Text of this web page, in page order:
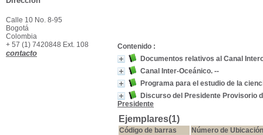
Contenido :
Documentos relativos al Canal
Canal Inter-Oceánico. --
Programa para el estudio de la
Discurso del Presidente Provisorio
Presidente
Ejemplares(1)
Código de barras
Número de Ubicación
Calle 10 No. 8-95
Bogotá
Colombia
+ 57 (1) 7420848 Ext. 108
contacto